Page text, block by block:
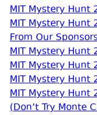
MIT Mystery Hunt
MIT Mystery Hunt
From Our
MIT Mystery Hunt
MIT Mystery Hunt
MIT Mystery Hunt
MIT Mystery Hunt
(Don’t Try Monte